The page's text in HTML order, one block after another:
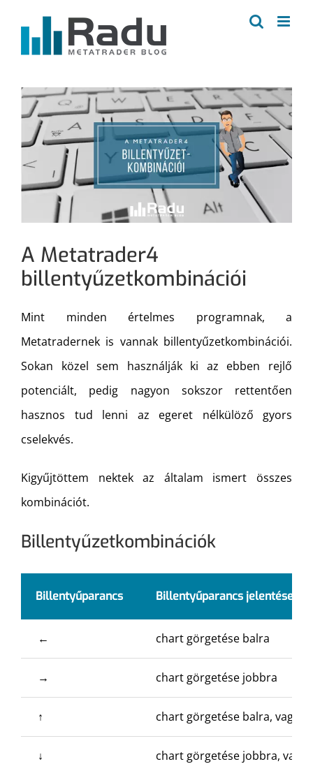
A Metatrader4
billentyűzetkombinációi
Mint minden értelmes programnak, a
Metatradernek is vannak billentyűzetkombinációi.
Sokan közel sem használják ki az ebben rejlő
potenciált, pedig nagyon sokszor rettentően
hasznos tud lenni az egeret nélkülöző gyors
cselekvés.
Kigyűjtöttem nektek az általam ismert összes
kombinációt.
Billentyűzetkombinációk
Billentyűparancs Billentyűparancs jelentése
← chart görgetése balra
→ chart görgetése jobbra
↑ chart görgetése balra, vagy
↓ chart görgetése jobbra, vagy